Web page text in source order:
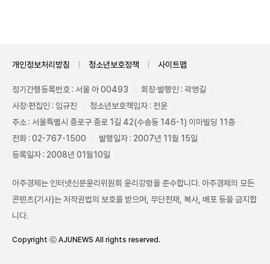
개인정보처리방침 청소년보호정책 사이트맵
정기간행등록번호 : 서울 아 00493
회장·발행인 : 곽영길
사장·편집인 : 임규진
청소년보호책임자 : 전운
주소 : 서울특별시 종로구 종로 1길 42(수송동 146-1) 이마빌딩 11층
전화 : 02-767-1500
발행일자 : 2007년 11월 15일
등록일자 : 2008년 01월10일
아주경제는 인터넷신문윤리위원회 윤리강령을 준수합니다. 아주경제의 모든
콘텐츠(기사)는 저작권법의 보호를 받으며, 무단전재, 복사, 배포 등을 금지합
니다.
Copyright ⓒ AJUNEWS All rights reserved.